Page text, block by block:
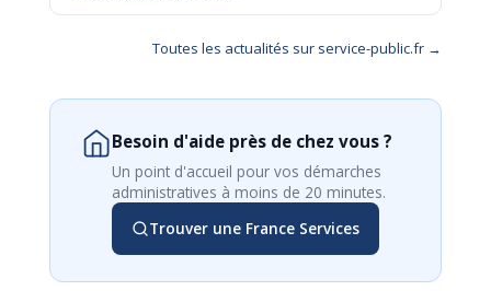
Toutes les actualités sur service-public.fr →
Besoin d'aide près de chez vous ?
Un point d'accueil pour vos démarches
administratives à moins de 20 minutes.
Trouver une France Services